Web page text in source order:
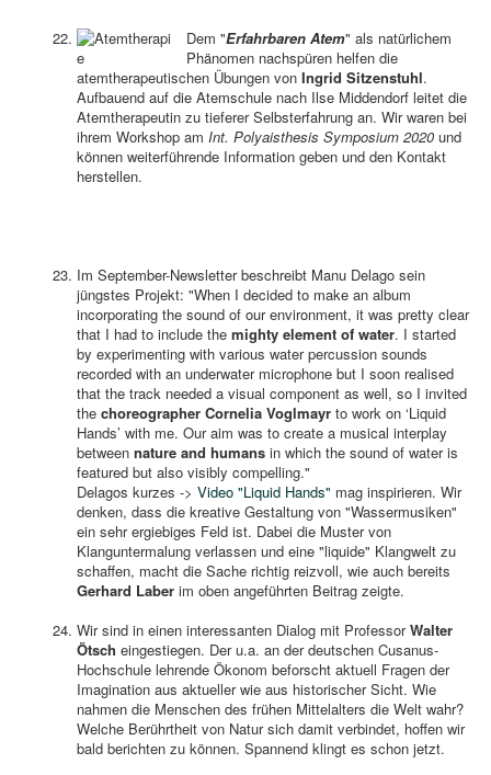
Dem "Erfahrbaren Atem" als natürlichem
Phänomen nachspüren helfen die
atemtherapeutischen Übungen von Ingrid Sitzenstuhl.
Aufbauend auf die Atemschule nach Ilse Middendorf leitet die
Atemtherapeutin zu tieferer Selbsterfahrung an. Wir waren bei
ihrem Workshop am Int. Polyaisthesis Symposium 2020 und
können weiterführende Information geben und den Kontakt
herstellen.
Im September-Newsletter beschreibt Manu Delago sein
jüngstes Projekt: "When I decided to make an album
incorporating the sound of our environment, it was pretty clear
that I had to include the mighty element of water. I started
by experimenting with various water percussion sounds
recorded with an underwater microphone but I soon realised
that the track needed a visual component as well, so I invited
the choreographer Cornelia Voglmayr to work on ‘Liquid
Hands’ with me. Our aim was to create a musical interplay
between nature and humans in which the sound of water is
featured but also visibly compelling."
Delagos kurzes -> Video "Liquid Hands" mag inspirieren. Wir
denken, dass die kreative Gestaltung von "Wassermusiken"
ein sehr ergiebiges Feld ist. Dabei die Muster von
Klanguntermalung verlassen und eine "liquide" Klangwelt zu
schaffen, macht die Sache richtig reizvoll, wie auch bereits
Gerhard Laber im oben angeführten Beitrag zeigte.
Wir sind in einen interessanten Dialog mit ProfessorWalter
Ötsch eingestiegen. Der u.a. an der deutschen Cusanus-
Hochschule lehrende Ökonom beforscht aktuell Fragen der
Imagination aus aktueller wie aus historischer Sicht. Wie
nahmen die Menschen des frühen Mittelalters die Welt wahr?
Welche Berührtheit von Natur sich damit verbindet, hoffen wir
bald berichten zu können. Spannend klingt es schon jetzt.